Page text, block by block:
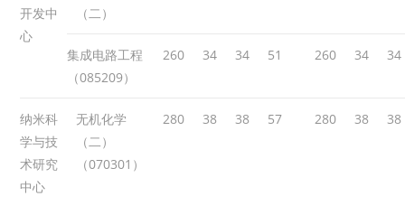
开发中
心
（二）
集成电路工程
（085209）
260 34 34 51 260 34 34
纳米科
学与技
术研究
中心
无机化学
（二）
（070301）
280 38 38 57 280 38 38